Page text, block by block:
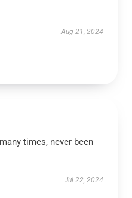
Aug 21, 2024
times, never been
Jul 22, 2024